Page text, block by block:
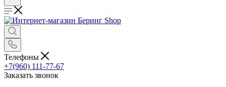
Телефоны
+7(960) 111-77-67
Заказать звонок